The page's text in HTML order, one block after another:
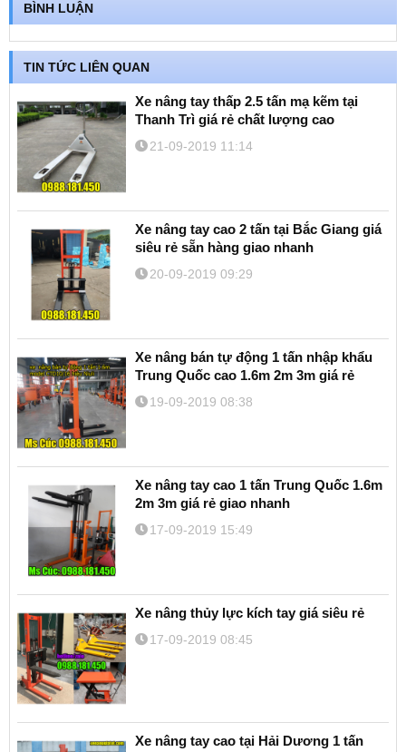
BÌNH LUẬN
TIN TỨC LIÊN QUAN
Xe nâng tay thấp 2.5 tấn mạ kẽm tại
Thanh Trì giá rẻ chất lượng cao
21-09-2019 11:14
Xe nâng tay cao 2 tấn tại Bắc Giang giá
siêu rẻ sẵn hàng giao nhanh
20-09-2019 09:29
Xe nâng bán tự động 1 tấn nhập khẩu
Trung Quốc cao 1.6m 2m 3m giá rẻ
19-09-2019 08:38
Xe nâng tay cao 1 tấn Trung Quốc 1.6m
2m 3m giá rẻ giao nhanh
17-09-2019 15:49
Xe nâng thủy lực kích tay giá siêu rẻ
17-09-2019 08:45
Xe nâng tay cao tại Hải Dương 1 tấn